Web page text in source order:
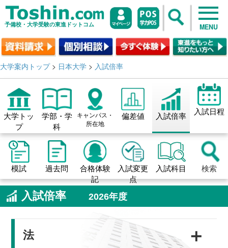
予備校・大学受験の東進ドットコム MENU
大学案内トップ> 日本大学 > 入試倍率
大学トッ
プ
学部・学
科
キャンパス・
所在地
偏差値 入試倍率 入試日程
模試 過去問
合格体験
記
入試変更
点
入試科目 検索
入試倍率 2026年度
法 ＋